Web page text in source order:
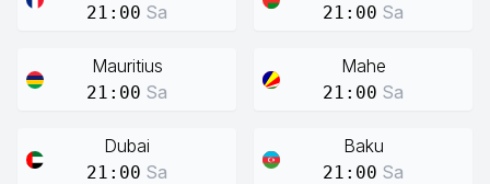
21:00 Sa 21:00 Sa
Mauritius
21:00 Sa
Mahe
21:00 Sa
Dubai
21:00 Sa
Baku
21:00 Sa